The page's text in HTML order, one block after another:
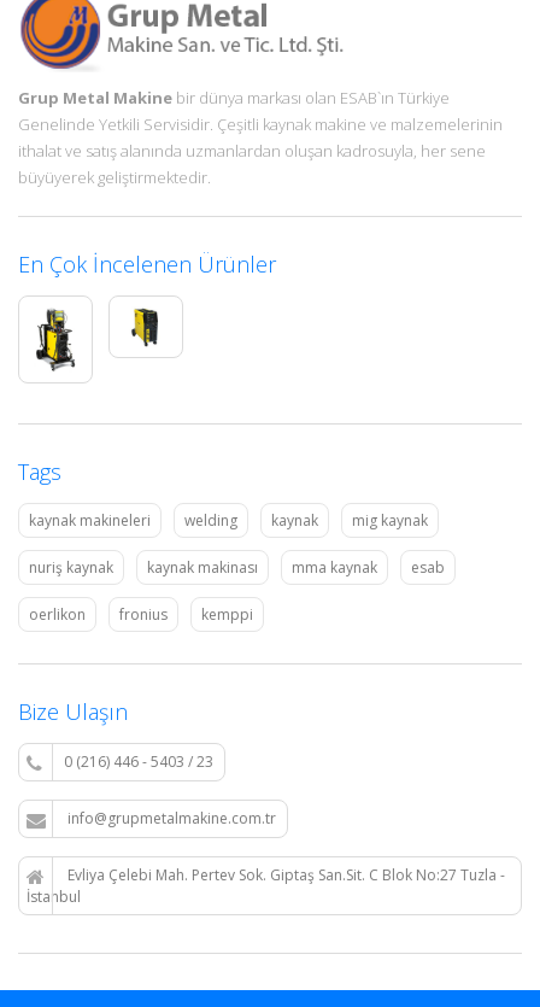
Grup Metal Makine bir dünya markası olan ESAB`ın Türkiye
Genelinde Yetkili Servisidir. Çeşitli kaynak makine ve malzemelerinin
ithalat ve satış alanında uzmanlardan oluşan kadrosuyla, her sene
büyüyerek geliştirmektedir.
En Çok İncelenen Ürünler
Tags
kaynak makineleri welding kaynak mig kaynak
nuriş kaynak kaynak makinası mma kaynak esab
oerlikon fronius kemppi
Bize Ulaşın
0 (216) 446 - 5403 / 23
info@grupmetalmakine.com.tr
Evliya Çelebi Mah. Pertev Sok. Giptaş San.Sit. C Blok No:27 Tuzla -
İstanbul